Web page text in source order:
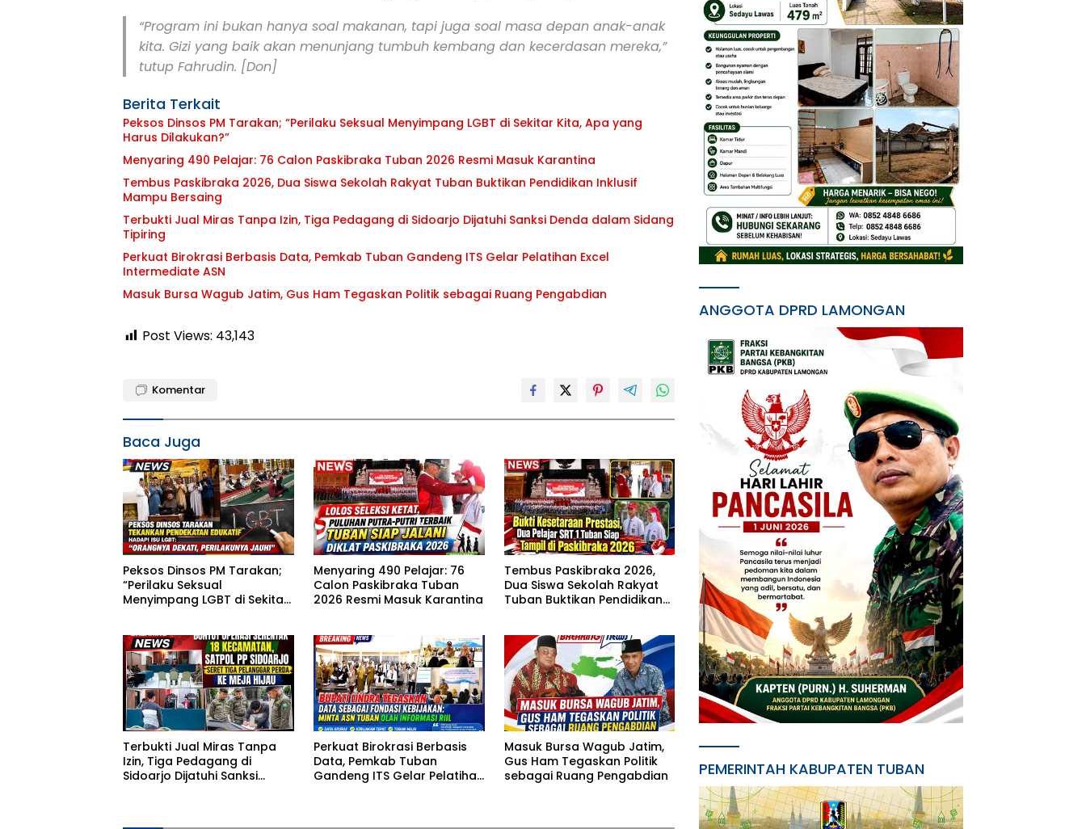
“Program ini bukan hanya soal makanan, tapi juga soal masa depan anak-anak
kita. Gizi yang baik akan menunjang tumbuh kembang dan kecerdasan mereka,”
tutup Fahrudin. [Don]
Berita Terkait
Peksos Dinsos PM Tarakan; “Perilaku Seksual Menyimpang LGBT di Sekitar Kita, Apa yang
Harus Dilakukan?”
Menyaring 490 Pelajar: 76 Calon Paskibraka Tuban 2026 Resmi Masuk Karantina
Tembus Paskibraka 2026, Dua Siswa Sekolah Rakyat Tuban Buktikan Pendidikan Inklusif
Mampu Bersaing
Terbukti Jual Miras Tanpa Izin, Tiga Pedagang di Sidoarjo Dijatuhi Sanksi Denda dalam Sidang
Tipiring
Perkuat Birokrasi Berbasis Data, Pemkab Tuban Gandeng ITS Gelar Pelatihan Excel
Intermediate ASN
Masuk Bursa Wagub Jatim, Gus Ham Tegaskan Politik sebagai Ruang Pengabdian
Post Views: 43,143
Komentar
Baca Juga
Peksos Dinsos PM Tarakan;
“Perilaku Seksual
Menyimpang LGBT di Sekitar
Menyaring 490 Pelajar: 76
Calon Paskibraka Tuban
2026 Resmi Masuk Karantina
Tembus Paskibraka 2026,
Dua Siswa Sekolah Rakyat
Tuban Buktikan Pendidikan
Terbukti Jual Miras Tanpa
Izin, Tiga Pedagang di
Sidoarjo Dijatuhi Sanksi
Perkuat Birokrasi Berbasis
Data, Pemkab Tuban
Gandeng ITS Gelar Pelatihan
Masuk Bursa Wagub Jatim,
Gus Ham Tegaskan Politik
sebagai Ruang Pengabdian
ANGGOTA DPRD LAMONGAN
PEMERINTAH KABUPATEN TUBAN